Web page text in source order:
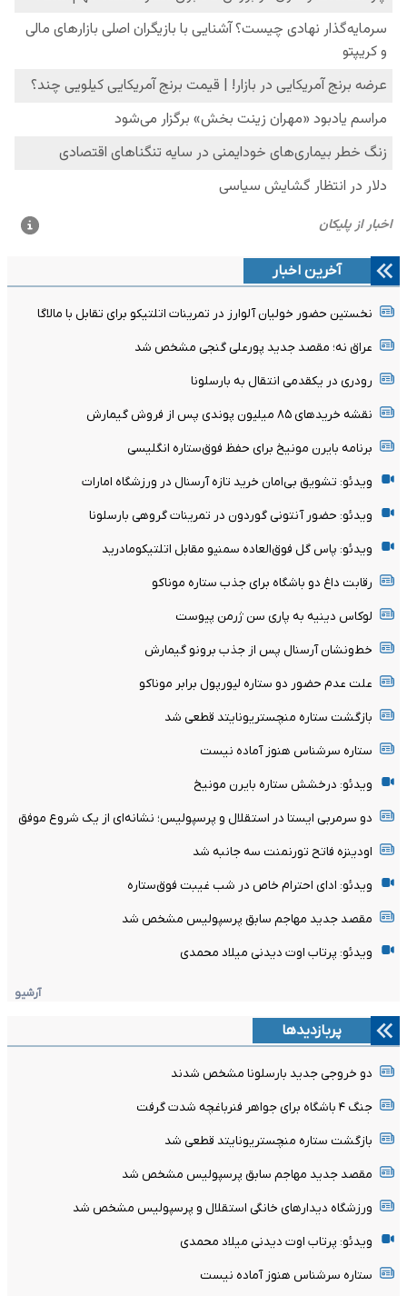
آخرین اخبار
نخستین حضور خولیان آلوارز در تمرینات اتلتیکو برای تقابل با مالاگا
عراق نه؛ مقصد جدید پورعلی گنجی مشخص شد
رودری در یکقدمی انتقال به بارسلونا
نقشه خریدهای ۸۵ میلیون پوندی پس از فروش گیمارش
برنامه بایرن مونیخ برای حفظ فوق‌ستاره انگلیسی
ویدئو: تشویق بی‌امان خرید تازه آرسنال در ورزشگاه امارات
ویدئو: حضور آنتونی گوردون در تمرینات گروهی بارسلونا
ویدئو: پاس گل فوق‌العاده سمنیو مقابل اتلتیکومادرید
رقابت داغ دو باشگاه برای جذب ستاره موناکو
لوکاس دینیه به پاری سن ژرمن پیوست
خط‌ونشان آرسنال پس از جذب برونو گیمارش
علت عدم حضور دو ستاره لیورپول برابر موناکو
بازگشت ستاره منچستریونایتد قطعی شد
ستاره سرشناس هنوز آماده نیست
ویدئو: درخشش ستاره بایرن مونیخ
دو سرمربی ایستا در استقلال و پرسپولیس؛ نشانه‌ای از یک شروع موفق
اودینزه فاتح تورنمنت سه جانبه شد
ویدئو: ادای احترام خاص در شب غیبت فوق‌ستاره
مقصد جدید مهاجم سابق پرسپولیس مشخص شد
ویدئو: پرتاب اوت دیدنی میلاد محمدی
آرشیو
پربازدیدها
دو خروجی جدید بارسلونا مشخص شدند
جنگ ۴ باشگاه برای جواهر فنرباغچه شدت گرفت
بازگشت ستاره منچستریونایتد قطعی شد
مقصد جدید مهاجم سابق پرسپولیس مشخص شد
ورزشگاه دیدارهای خانگی استقلال و پرسپولیس مشخص شد
ویدئو: پرتاب اوت دیدنی میلاد محمدی
ستاره سرشناس هنوز آماده نیست